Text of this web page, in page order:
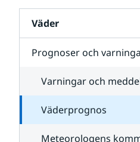
Väder
Prognoser och
Varningar och
Väderprognos
Meteorologens